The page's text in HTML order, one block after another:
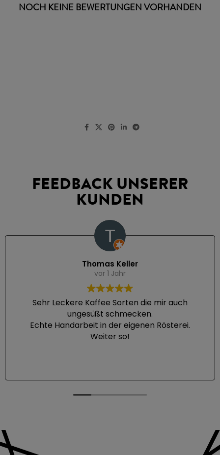
NOCH KEINE BEWERTUNGEN VORHANDEN
FEEDBACK UNSERER
KUNDEN
Thomas Keller
vor 1 Jahr
Sehr Leckere Kaffee Sorten die mir auch
ungesüßt schmecken.
Echte Handarbeit in der eigenen Rösterei.
Weiter so!